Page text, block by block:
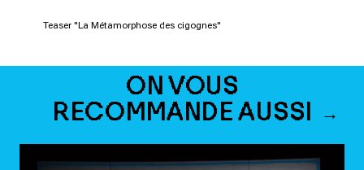
Teaser "La Métamorphose des cigognes"
ON VOUS
RECOMMANDE AUSSI